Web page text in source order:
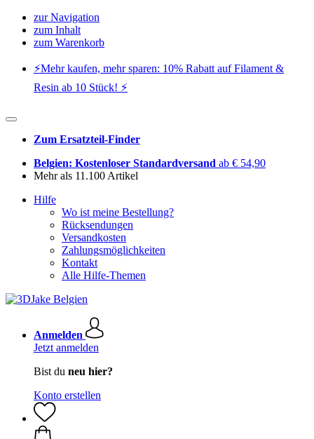
zur Navigation
zum Inhalt
zum Warenkorb
⚡️Mehr kaufen, mehr sparen: 10% Rabatt auf Filament &
Resin ab 10 Stück! ⚡️
Zum Ersatzteil-Finder
Belgien: Kostenloser Standardversand ab € 54,90
Mehr als 11.100 Artikel
Hilfe
Wo ist meine Bestellung?
Rücksendungen
Versandkosten
Zahlungsmöglichkeiten
Kontakt
Alle Hilfe-Themen
Anmelden
Jetzt anmelden
Bist du neu hier?
Konto erstellen